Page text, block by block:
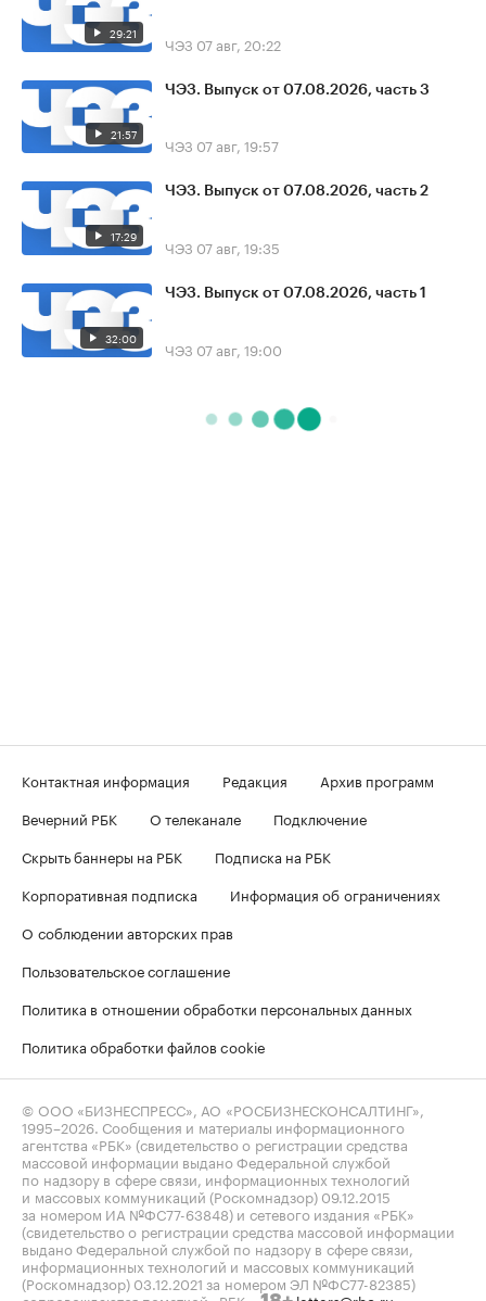
29:21 ЧЭЗ 07 авг, 20:22
21:57
ЧЭЗ. Выпуск от 07.08.2026, часть 3
ЧЭЗ 07 авг, 19:57
17:29
ЧЭЗ. Выпуск от 07.08.2026, часть 2
ЧЭЗ 07 авг, 19:35
32:00
ЧЭЗ. Выпуск от 07.08.2026, часть 1
ЧЭЗ 07 авг, 19:00
Контактная информация Редакция
Архив программ
Вечерний РБК
О телеканале
Подключение
Скрыть баннеры на РБК
Подписка на РБК
Корпоративная подписка
Информация об ограничениях
О соблюдении авторских прав
Пользовательское соглашение
Политика в отношении обработки персональных данных
Политика обработки файлов cookie
© ООО «БИЗНЕСПРЕСС», АО «РОСБИЗНЕСКОНСАЛТИНГ»,
1995–2026 . Сообщения и материалы информационного
агентства «РБК» (свидетельство о регистрации средства
массовой информации выдано Федеральной службой
по надзору в сфере связи, информационных технологий
и массовых коммуникаций (Роскомнадзор) 09.12.2015
за номером ИА №ФС77-63848) и сетевого издания «РБК»
(свидетельство о регистрации средства массовой информации
выдано Федеральной службой по надзору в сфере связи,
информационных технологий и массовых коммуникаций
(Роскомнадзор) 03.12.2021 за номером ЭЛ №ФС77-82385)